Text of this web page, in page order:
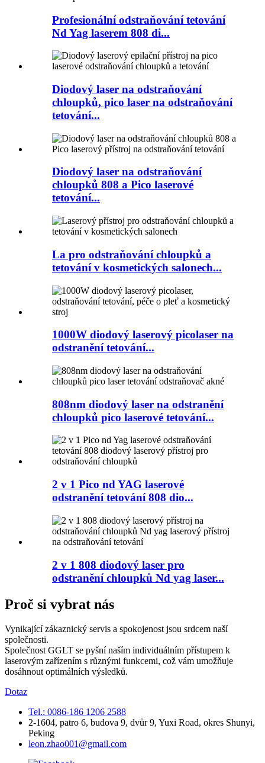
Profesionální odstraňování tetování
Nd Yag laserem 808 di...
Diodový laser na odstraňování
chloupků, pico laser na odstraňování
tetování...
Diodový laser na odstraňování
chloupků 808 a Pico laserové
tetování...
La pro odstraňování chloupků a
tetování v kosmetických salonech...
1000W diodový laserový picolaser na
odstranění tetování...
808nm diodový laser na odstranění
chloupků pico laserové tetování...
2 v 1 Pico nd YAG laserové
odstranění tetování 808 dio...
2 v 1 808 diodový laser pro
odstranění chloupků Nd yag laser...
Proč si vybrat nás
Vynikající zákaznický servis a spokojenost jsou srdcem naší
společnosti.
Společnost GGLT se pyšní naším individuálním přístupem k
laserovým zařízením s různými funkcemi, což vám umožňuje
dosáhnout optimálních výsledků.
Dotaz
Tel.: 0086-186 1206 2588
2-1604, patro 6, budova 9, dvůr 9, Yuxi Road, okres Shunyi,
Peking
leon.zhao001@gmail.com